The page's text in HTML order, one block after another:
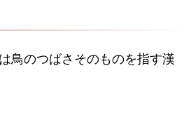
鳥のつばさそのものを指す漢